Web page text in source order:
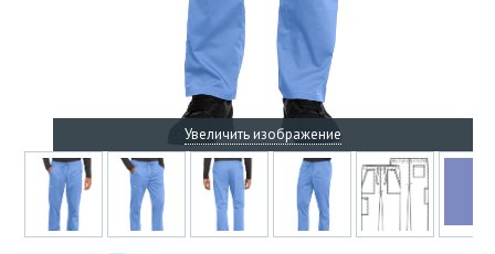
Увеличить изображение